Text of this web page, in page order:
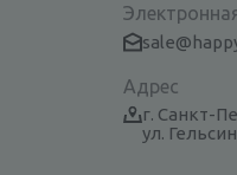
Адрес
г. Санкт-
ул.